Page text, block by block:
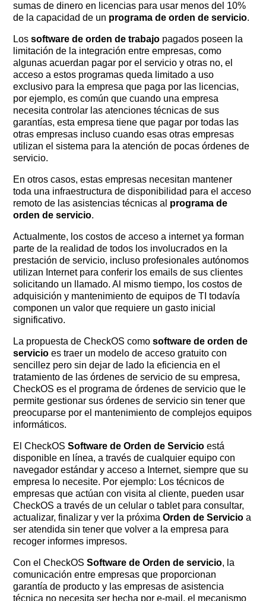
sumas de dinero en licencias para usar menos del 10%
de la capacidad de un programa de orden de servicio.
Lossoftware de orden de trabajo pagados poseen la
limitación de la integración entre empresas, como
algunas acuerdan pagar por el servicio y otras no, el
acceso a estos programas queda limitado a uso
exclusivo para la empresa que paga por las licencias,
por ejemplo, es común que cuando una empresa
necesita controlar las atenciones técnicas de sus
garantías, esta empresa tiene que pagar por todas las
otras empresas incluso cuando esas otras empresas
utilizan el sistema para la atención de pocas órdenes de
servicio.
En otros casos, estas empresas necesitan mantener
toda una infraestructura de disponibilidad para el acceso
remoto de las asistencias técnicas al programa de
orden de servicio.
Actualmente, los costos de acceso a internet ya forman
parte de la realidad de todos los involucrados en la
prestación de servicio, incluso profesionales autónomos
utilizan Internet para conferir los emails de sus clientes
solicitando un llamado. Al mismo tiempo, los costos de
adquisición y mantenimiento de equipos de TI todavía
componen un valor que requiere un gasto inicial
significativo.
La propuesta de CheckOS comosoftware de orden de
servicio es traer un modelo de acceso gratuito con
sencillez pero sin dejar de lado la eficiencia en el
tratamiento de las órdenes de servicio de su empresa,
CheckOS es el programa de órdenes de servicio que le
permite gestionar sus órdenes de servicio sin tener que
preocuparse por el mantenimiento de complejos equipos
informáticos.
El CheckOSSoftware de Orden de Servicio está
disponible en línea, a través de cualquier equipo con
navegador estándar y acceso a Internet, siempre que su
empresa lo necesite. Por ejemplo: Los técnicos de
empresas que actúan con visita al cliente, pueden usar
CheckOS a través de un celular o tablet para consultar,
actualizar, finalizar y ver la próximaOrden de Servicio a
ser atendida sin tener que volver a la empresa para
recoger informes impresos.
Con el CheckOSSoftware de Orden de servicio, la
comunicación entre empresas que proporcionan
garantía de producto y las empresas de asistencia
técnica no necesita ser hecha por e-mail, el mecanismo